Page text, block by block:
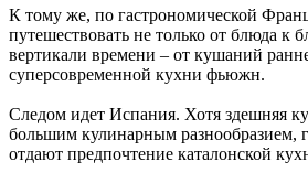
К тому же, по гастрономической
путешествовать не только от блюда к
вертикали времени – от кушаний
суперсовременной кухни фьюжн.
Следом идет Испания. Хотя здешняя
большим кулинарным разнообразием,
отдают предпочтение каталонской